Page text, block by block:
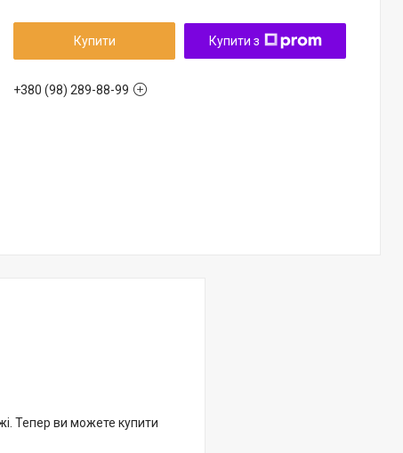
Купити Купити з
+380 (98) 289-88-99
Тепер ви можете купити